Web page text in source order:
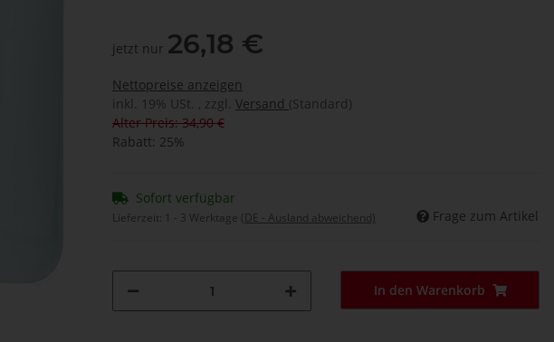
jetzt nur 26,18 €
Nettopreise anzeigen
inkl. 19% USt. , zzgl. Versand (Standard)
Alter Preis: 34,90 €
Rabatt: 25%
Sofort verfügbar
Lieferzeit: 1 - 3 Werktage (DE - Ausland abweichend) Frage zum Artikel
In den Warenkorb